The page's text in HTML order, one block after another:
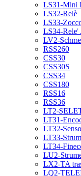
LS31-Mini
LS32-Relè
LS33-
LS34-Rele'
LV2-
RSS260
CSS30
CSS30S
CSS34
CSS180
RSS16
RSS36
LT2-
LT31-
LT32-
LT33-
LT34-
LU2-
LX2-TA
LQ2-